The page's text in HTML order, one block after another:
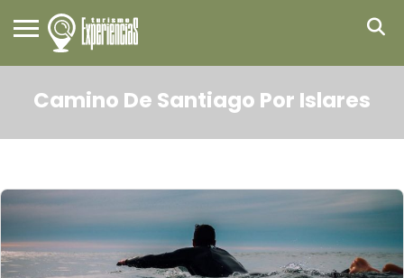
Camino De Santiago Por Islares